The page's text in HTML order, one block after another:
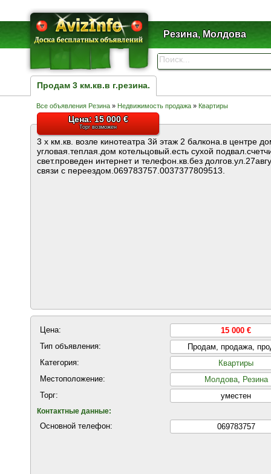
Резина, Молдова
Продам 3 км.кв.в г.резина.
Все объявления Резина » Недвижимость продажа » Квартиры
Цена: 15 000 €
Торг возможен
3 х км.кв. возле кинотеатра 3й этаж 2 балкона.в центре
угловая.теплая.дом котельцовый.есть сухой
свет.проведен интернет и телефон.кв.без
связи с переездом.069783757.0037377809513.
Цена:
15 000 €
Тип объявления:
Продам, продажа,
Категория:
Квартиры
Местоположение:
Молдова, Резина
Торг:
уместен
Контактные данные:
Основной телефон: 069783757